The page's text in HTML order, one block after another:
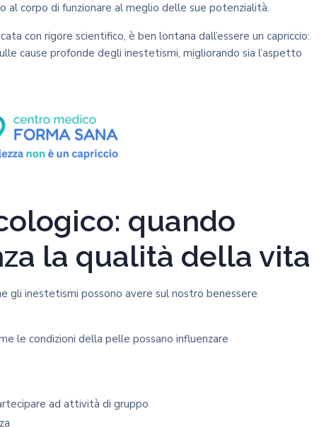
al corpo di funzionare al meglio delle sue potenzialità.
con rigore scientifico, è ben lontana dall’essere un capriccio:
cause profonde degli inestetismi, migliorando sia l’aspetto
quando
la qualità della vita
gli inestetismi possono avere sul nostro benessere
le condizioni della pelle possano influenzare
ad attività di gruppo